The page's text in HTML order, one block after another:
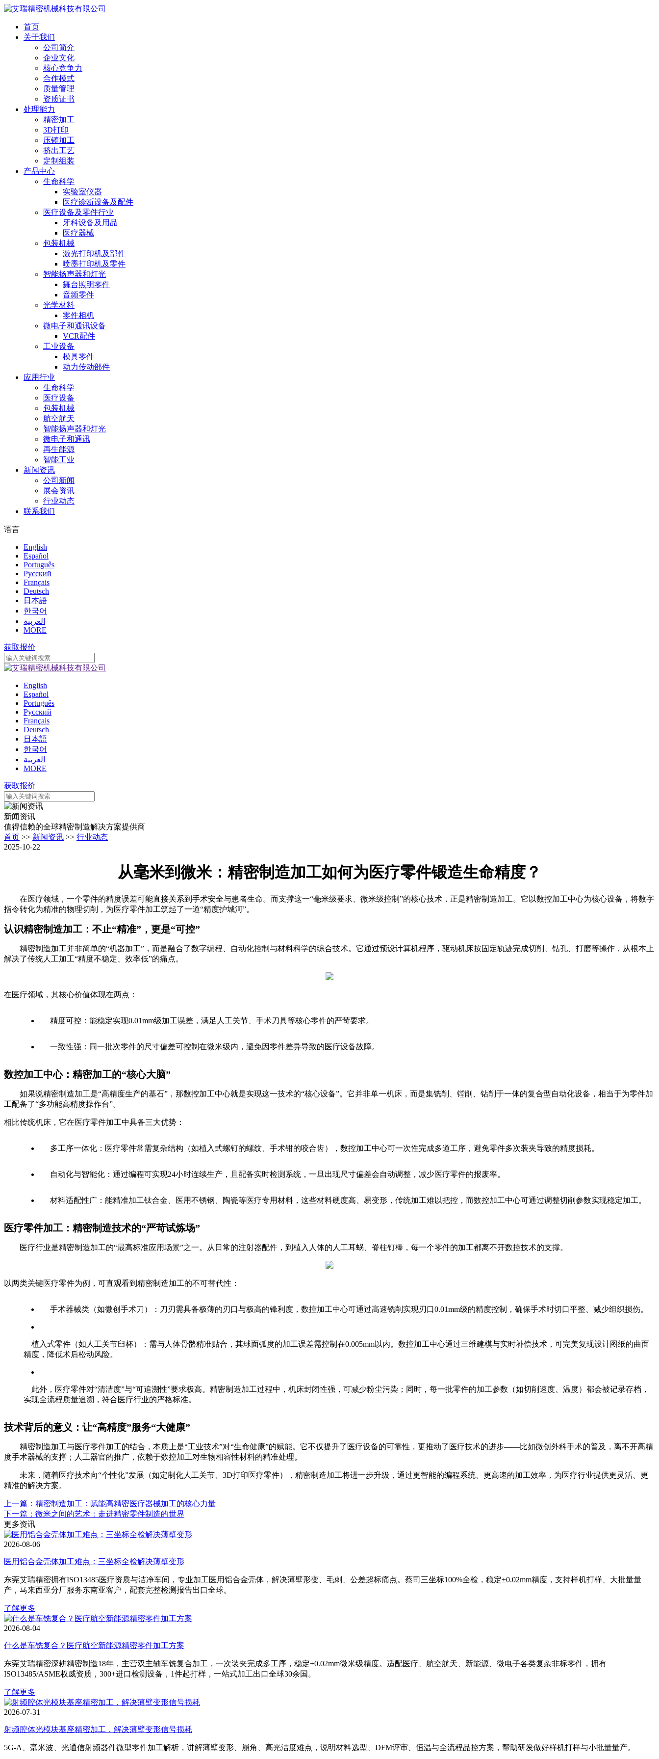
首页
关于我们
公司简介
企业文化
核心竞争力
合作模式
质量管理
资质证书
处理能力
精密加工
3D打印
压铸加工
挤出工艺
定制组装
产品中心
生命科学
实验室仪器
医疗诊断设备及配件
医疗设备及零件行业
牙科设备及用品
医疗器械
包装机械
激光打印机及部件
喷墨打印机及零件
智能扬声器和灯光
舞台照明零件
音频零件
光学材料
零件相机
微电子和通讯设备
VCR配件
工业设备
模具零件
动力传动部件
应用行业
生命科学
医疗设备
包装机械
航空航天
智能扬声器和灯光
微电子和通讯
再生能源
智能工业
新闻资讯
公司新闻
展会资讯
行业动态
联系我们
语言
English
Español
Português
Pусский
Français
Deutsch
日本語
한국어
العربية
MORE
获取报价
English
Español
Português
Pусский
Français
Deutsch
日本語
한국어
العربية
MORE
获取报价
新闻资讯
值得信赖的全球精密制造解决方案提供商
首页 >> 新闻资讯 >> 行业动态
2025-10-22
从毫米到微米：精密制造加工如何为医疗零件锻造生命精度？
在医疗领域，一个零件的精度误差可能直接关系到手术安全与患者生命。而支撑这一“毫米级要求、微米级控制”的核心技术，正是精密制造加工。它以数控加工中心为核心设备，将数字
指令转化为精准的物理切削，为医疗零件加工筑起了一道“精度护城河”。
认识精密制造加工：不止“精准”，更是“可控”
精密制造加工并非简单的“机器加工”，而是融合了数字编程、自动化控制与材料科学的综合技术。它通过预设计算机程序，驱动机床按固定轨迹完成切削、钻孔、打磨等操作，从根本上
解决了传统人工加工“精度不稳定、效率低”的痛点。
在医疗领域，其核心价值体现在两点：
精度可控：能稳定实现0.01mm级加工误差，满足人工关节、手术刀具等核心零件的严苛要求。
一致性强：同一批次零件的尺寸偏差可控制在微米级内，避免因零件差异导致的医疗设备故障。
数控加工中心：精密加工的“核心大脑”
如果说精密制造加工是“高精度生产的基石”，那数控加工中心就是实现这一技术的“核心设备”。它并非单一机床，而是集铣削、镗削、钻削于一体的复合型自动化设备，相当于为零件加
工配备了“多功能高精度操作台”。
相比传统机床，它在医疗零件加工中具备三大优势：
多工序一体化：医疗零件常需复杂结构（如植入式螺钉的螺纹、手术钳的咬合齿），数控加工中心可一次性完成多道工序，避免零件多次装夹导致的精度损耗。
自动化与智能化：通过编程可实现24小时连续生产，且配备实时检测系统，一旦出现尺寸偏差会自动调整，减少医疗零件的报废率。
材料适配性广：能精准加工钛合金、医用不锈钢、陶瓷等医疗专用材料，这些材料硬度高、易变形，传统加工难以把控，而数控加工中心可通过调整切削参数实现稳定加工。
医疗零件加工：精密制造技术的“严苛试炼场”
医疗行业是精密制造加工的“最高标准应用场景”之一。从日常的注射器配件，到植入人体的人工耳蜗、脊柱钉棒，每一个零件的加工都离不开数控技术的支撑。
以两类关键医疗零件为例，可直观看到精密制造加工的不可替代性：
手术器械类（如微创手术刀）：刀刃需具备极薄的刃口与极高的锋利度，数控加工中心可通过高速铣削实现刃口0.01mm级的精度控制，确保手术时切口平整、减少组织损伤。
植入式零件（如人工关节臼杯）：需与人体骨骼精准贴合，其球面弧度的加工误差需控制在0.005mm以内。数控加工中心通过三维建模与实时补偿技术，可完美复现设计图纸的曲面
精度，降低术后松动风险。
此外，医疗零件对“清洁度”与“可追溯性”要求极高。精密制造加工过程中，机床封闭性强，可减少粉尘污染；同时，每一批零件的加工参数（如切削速度、温度）都会被记录存档，
实现全流程质量追溯，符合医疗行业的严格标准。
技术背后的意义：让“高精度”服务“大健康”
精密制造加工与医疗零件加工的结合，本质上是“工业技术”对“生命健康”的赋能。它不仅提升了医疗设备的可靠性，更推动了医疗技术的进步——比如微创外科手术的普及，离不开高精
度手术器械的支撑；人工器官的推广，依赖于数控加工对生物相容性材料的精准处理。
未来，随着医疗技术向“个性化”发展（如定制化人工关节、3D打印医疗零件），精密制造加工将进一步升级，通过更智能的编程系统、更高速的加工效率，为医疗行业提供更灵活、更
精准的解决方案。
上一篇：精密制造加工：赋能高精密医疗器械加工的核心力量
下一篇：微米之间的艺术：走进精密零件制造的世界
更多资讯
2026-08-06
医用铝合金壳体加工难点：三坐标全检解决薄壁变形
东莞艾瑞精密拥有ISO13485医疗资质与洁净车间，专业加工医用铝合金壳体，解决薄壁形变、毛刺、公差超标痛点。蔡司三坐标100%全检，稳定±0.02mm精度，支持样机打样、大批量量
产，马来西亚分厂服务东南亚客户，配套完整检测报告出口全球。
了解更多
2026-08-04
什么是车铣复合？医疗航空新能源精密零件加工方案
东莞艾瑞精密深耕精密制造18年，主营双主轴车铣复合加工，一次装夹完成多工序，稳定±0.02mm微米级精度。适配医疗、航空航天、新能源、微电子各类复杂非标零件，拥有
ISO13485/ASME权威资质，300+进口检测设备，1件起打样，一站式加工出口全球30余国。
了解更多
2026-07-31
射频腔体光模块基座精密加工，解决薄壁变形信号损耗
5G‑A、毫米波、光通信射频器件微型零件加工解析，讲解薄壁变形、崩角、高光洁度难点，说明材料选型、DFM评审、恒温与全流程品控方案，帮助研发做好样机打样与小批量量产。